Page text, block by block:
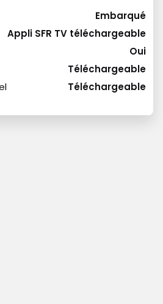
Embarqué
Appli SFR TV téléchargeable
Oui
Téléchargeable
Téléchargeable